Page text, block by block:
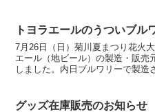
トヨラエールのうついブル
7月26日（日）菊川夏まつり花火
エール（地ビール）の製造・販売
しました。内日ブルワリーで製造
グッズ在庫販売のお知らせ